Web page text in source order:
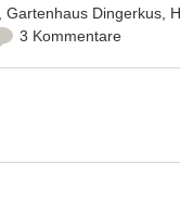
Gartenhaus Dingerkus,
3 Kommentare